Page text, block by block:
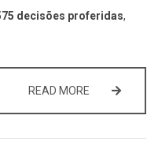
decisões proferidas,
READ MORE ATIVIDADE